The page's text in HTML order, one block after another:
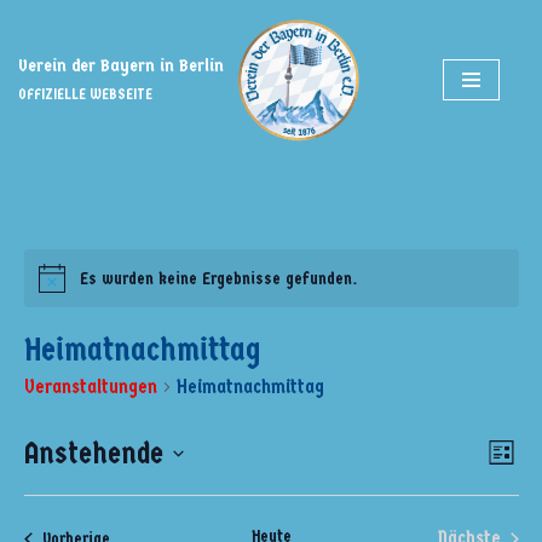
Zum
Inhalt
Verein der Bayern in Berlin
OFFIZIELLE WEBSEITE
Es wurden keine Ergebnisse gefunden.
Heimatnachmittag
Veranstaltungen Heimatnachmittag
Liste
Anstehende
Veranstaltungen Heute